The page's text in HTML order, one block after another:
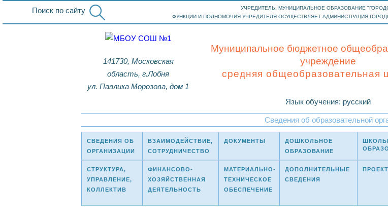
УЧРЕДИТЕЛЬ: МУНИЦИПАЛЬНОЕ ОБРАЗОВАНИЕ
ФУНКЦИИ И ПОЛНОМОЧИЯ УЧРЕДИТЕЛЯ ОСУЩЕСТВЛЯЕТ АДМИНИСТРАЦИЯ
141730, Московская
область, г.Лобня
ул. Павлика Морозова, дом 1
Муниципальное бюджетное
учреждение
cредняя общеобразовательная
Язык обучения: русский
Поиск по сайту
Сведения об образовательной
СВЕДЕНИЯ ОБ
ОРГАНИЗАЦИИ
ВЗАИМОДЕЙСТВИЕ,
СОТРУДНИЧЕСТВО
ДОКУМЕНТЫ
ДОШКОЛЬНОЕ
ОБРАЗОВАНИЕ
СТРУКТУРА,
УПРАВЛЕНИЕ,
КОЛЛЕКТИВ
ФИНАНСОВО-
ХОЗЯЙСТВЕННАЯ
ДЕЯТЕЛЬНОСТЬ
МАТЕРИАЛЬНО-
ТЕХНИЧЕСКОЕ
ОБЕСПЕЧЕНИЕ
ДОПОЛНИТЕЛЬНЫЕ
СВЕДЕНИЯ